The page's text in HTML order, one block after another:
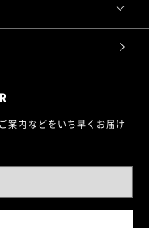
案内などをいち早くお届け